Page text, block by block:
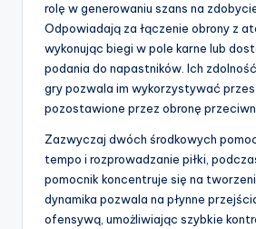
rolę w generowaniu szans na
Odpowiadają za łączenie obrony z
wykonując biegi w pole karne lub
podania do napastników. Ich
gry pozwala im wykorzystywać
pozostawione przez obronę
Zazwyczaj dwóch środkowych
tempo i rozprowadzanie piłki,
pomocnik koncentruje się na
dynamika pozwala na płynne
ofensywą, umożliwiając szybkie